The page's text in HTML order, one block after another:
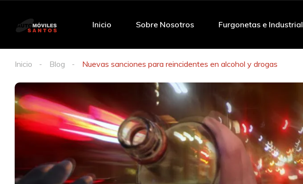
Inicio Sobre Nosotros Furgonetas e Industrial
Inicio Blog Nuevas sanciones para reincidentes en alcohol y drogas